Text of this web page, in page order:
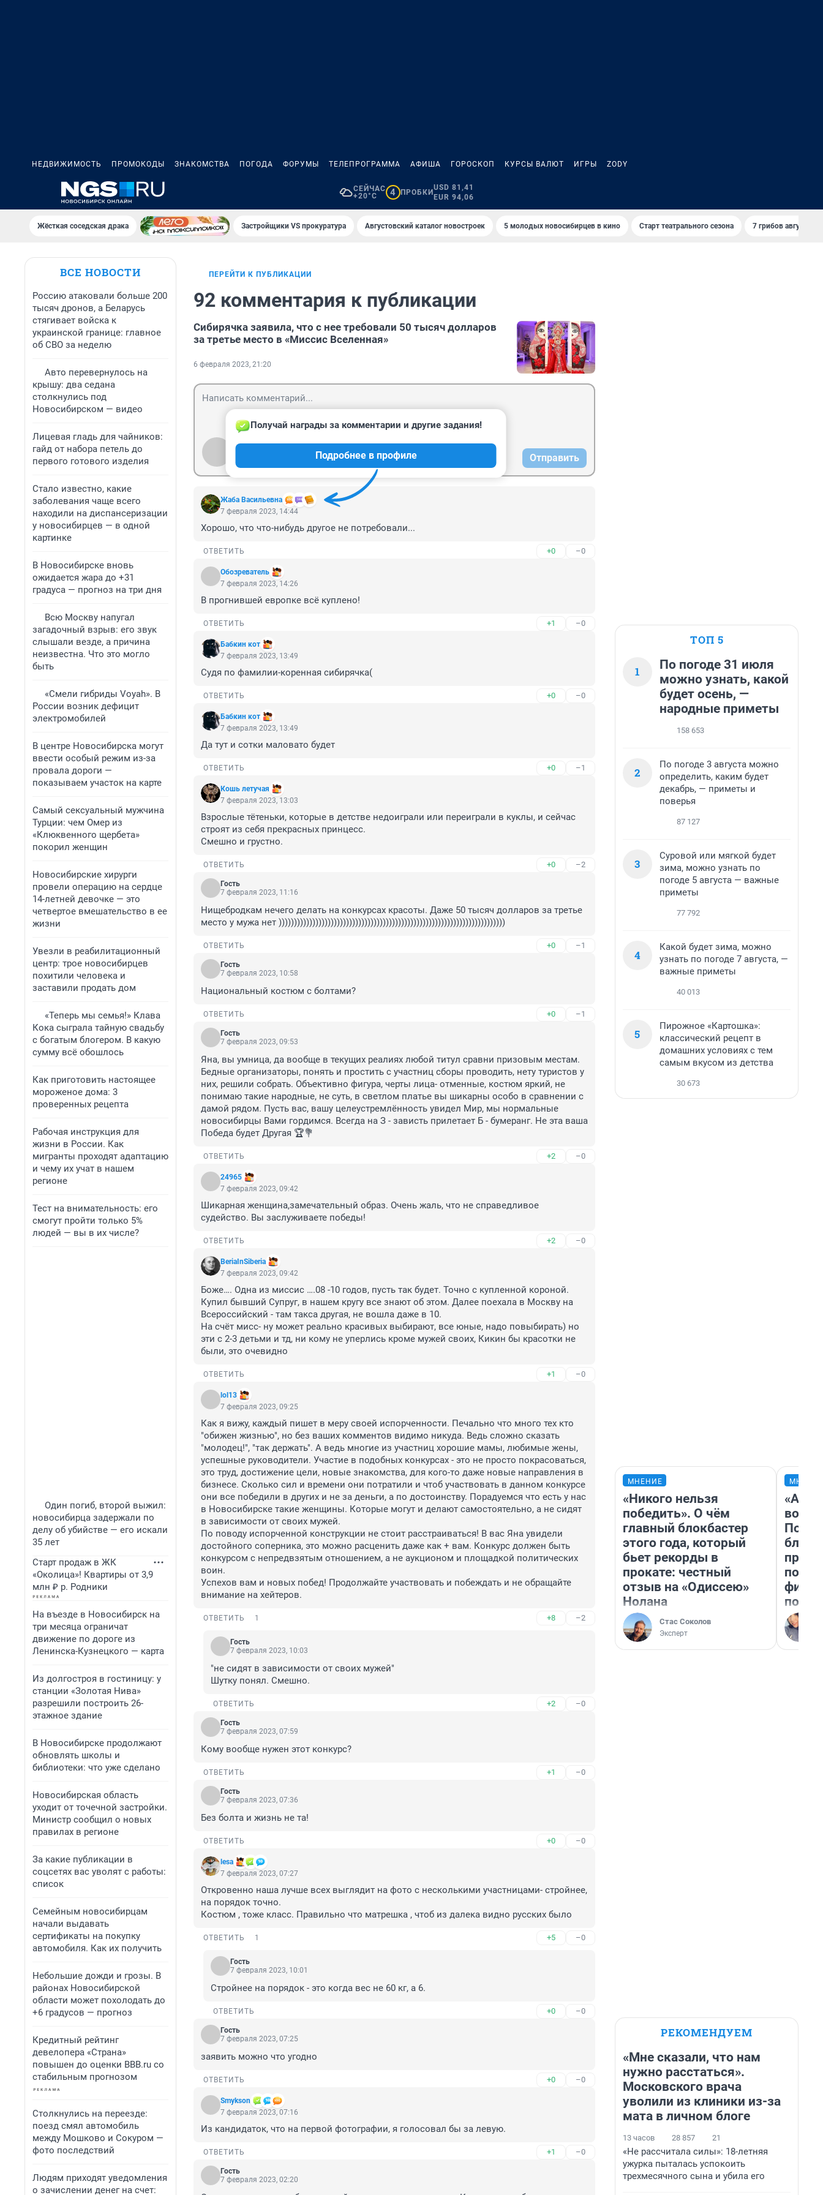
НЕДВИЖИМОСТЬ ПРОМОКОДЫ ЗНАКОМСТВА ПОГОДА ФОРУМЫ ТЕЛЕПРОГРАММА АФИША ГОРОСКОП КУРСЫ ВАЛЮТ ИГРЫ ZODY
СЕЙЧАС
+20°C
4 ПРОБКИ
USD 81,41
EUR 94,06
Жёсткая соседская драка Застройщики VS прокуратура Августовский каталог новостроек 5 молодых новосибирцев в кино Старт театрального сезона 7 грибов августа
ВСЕ НОВОСТИ
Россию атаковали больше 200
тысяч дронов, а Беларусь
стягивает войска к
украинской границе: главное
об СВО за неделю
Авто перевернулось на
крышу: два седана
столкнулись под
Новосибирском — видео
Лицевая гладь для чайников:
гайд от набора петель до
первого готового изделия
Стало известно, какие
заболевания чаще всего
находили на диспансеризации
у новосибирцев — в одной
картинке
В Новосибирске вновь
ожидается жара до +31
градуса — прогноз на три дня
Всю Москву напугал
загадочный взрыв: его звук
слышали везде, а причина
неизвестна. Что это могло
быть
«Смели гибриды Voyah». В
России возник дефицит
электромобилей
В центре Новосибирска могут
ввести особый режим из-за
провала дороги —
показываем участок на карте
Самый сексуальный мужчина
Турции: чем Омер из
«Клюквенного щербета»
покорил женщин
Новосибирские хирурги
провели операцию на сердце
14-летней девочке — это
четвертое вмешательство в ее
жизни
Увезли в реабилитационный
центр: трое новосибирцев
похитили человека и
заставили продать дом
«Теперь мы семья!» Клава
Кока сыграла тайную свадьбу
с богатым блогером. В какую
сумму всё обошлось
Как приготовить настоящее
мороженое дома: 3
проверенных рецепта
Рабочая инструкция для
жизни в России. Как
мигранты проходят адаптацию
и чему их учат в нашем
регионе
Тест на внимательность: его
смогут пройти только 5%
людей — вы в их числе?
Один погиб, второй выжил:
новосибирца задержали по
делу об убийстве — его искали
35 лет
Старт продаж в ЖК
«Околица»! Квартиры от 3,9
млн ₽ р. Родники
На въезде в Новосибирск на
три месяца ограничат
движение по дороге из
Ленинска-Кузнецкого — карта
Из долгостроя в гостиницу: у
станции «Золотая Нива»
разрешили построить 26-
этажное здание
В Новосибирске продолжают
обновлять школы и
библиотеки: что уже сделано
Новосибирская область
уходит от точечной застройки.
Министр сообщил о новых
правилах в регионе
За какие публикации в
соцсетях вас уволят с работы:
список
Семейным новосибирцам
начали выдавать
сертификаты на покупку
автомобиля. Как их получить
Небольшие дожди и грозы. В
районах Новосибирской
области может похолодать до
+6 градусов — прогноз
Кредитный рейтинг
девелопера «Страна»
повышен до оценки BBB.ru со
стабильным прогнозом
Столкнулись на переезде:
поезд смял автомобиль
между Мошково и Сокуром —
фото последствий
Людям приходят уведомления
о зачислении денег на счет:
ПЕРЕЙТИ К ПУБЛИКАЦИИ
92 комментария к публикации
Сибирячка заявила, что с нее требовали 50 тысяч долларов
за третье место в «Миссис Вселенная»
6 февраля 2023, 21:20
Гость
Отправить
Жаба Васильевна
Получай награды за комментарии и другие задания!
Подробнее в профиле
7 февраля 2023, 14:44
Хорошо, что что-нибудь другое не потребовали...
ОТВЕТИТЬ +0 –0
Обозреватель
7 февраля 2023, 14:26
В прогнившей европке всё куплено!
ОТВЕТИТЬ +1 –0
Бабкин кот
7 февраля 2023, 13:49
Судя по фамилии-коренная сибирячка(
ОТВЕТИТЬ +0 –0
Бабкин кот
7 февраля 2023, 13:49
Да тут и сотки маловато будет
ОТВЕТИТЬ +0 –1
Кошь летучая
7 февраля 2023, 13:03
Взрослые тётеньки, которые в детстве недоиграли или переиграли в куклы, и сейчас
строят из себя прекрасных принцесс.
Смешно и грустно.
ОТВЕТИТЬ +0 –2
Гость
7 февраля 2023, 11:16
Нищебродкам нечего делать на конкурсах красоты. Даже 50 тысяч долларов за третье
место у мужа нет ))))))))))))))))))))))))))))))))))))))))))))))))))))))))))))))))))))))))))
ОТВЕТИТЬ +0 –1
Гость
7 февраля 2023, 10:58
Национальный костюм с болтами?
ОТВЕТИТЬ +0 –1
Гость
7 февраля 2023, 09:53
Яна, вы умница, да вообще в текущих реалиях любой титул сравни призовым местам.
Бедные организаторы, понять и простить с участниц сборы проводить, нету туристов у
них, решили собрать. Объективно фигура, черты лица- отменные, костюм яркий, не
понимаю такие народные, не суть, в светлом платье вы шикарны особо в сравнении с
дамой рядом. Пусть вас, вашу целеустремлённость увидел Мир, мы нормальные
новосибирцы Вами гордимся. Всегда на З - зависть прилетает Б - бумеранг. Не эта ваша
Победа будет Другая 🏆💐
ОТВЕТИТЬ +2 –0
24965
7 февраля 2023, 09:42
Шикарная женщина,замечательный образ. Очень жаль, что не справедливое
судейство. Вы заслуживаете победы!
ОТВЕТИТЬ +2 –0
BeriaInSiberia
7 февраля 2023, 09:42
Боже…. Одна из миссис ….08 -10 годов, пусть так будет. Точно с купленной короной.
Купил бывший Супруг, в нашем кругу все знают об этом. Далее поехала в Москву на
Всероссийский - там такса другая, не вошла даже в 10.
На счёт мисс- ну может реально красивых выбирают, все юные, надо повыбирать) но
эти с 2-3 детьми и тд, ни кому не уперлись кроме мужей своих, Кикин бы красотки не
были, это очевидно
ОТВЕТИТЬ +1 –0
lol13
7 февраля 2023, 09:25
Как я вижу, каждый пишет в меру своей испорченности. Печально что много тех кто
"обижен жизнью", но без ваших комментов видимо никуда. Ведь сложно сказать
"молодец!", "так держать". А ведь многие из участниц хорошие мамы, любимые жены,
успешные руководители. Участие в подобных конкурсах - это не просто покрасоваться,
это труд, достижение цели, новые знакомства, для кого-то даже новые направления в
бизнесе. Сколько сил и времени они потратили и чтоб участвовать в данном конкурсе
они все победили в других и не за деньги, а по достоинству. Порадуемся что есть у нас
в Новосибирске такие женщины. Которые могут и делают самостоятельно, а не сидят
в зависимости от своих мужей.
По поводу испорченной конструкции не стоит расстраиваться! В вас Яна увидели
достойного соперника, это можно расценить даже как + вам. Конкурс должен быть
конкурсом с непредвзятым отношением, а не аукционом и площадкой политических
воин.
Успехов вам и новых побед! Продолжайте участвовать и побеждать и не обращайте
внимание на хейтеров.
ОТВЕТИТЬ 1 +8 –2
Гость
7 февраля 2023, 10:03
"не сидят в зависимости от своих мужей"
Шутку понял. Смешно.
ОТВЕТИТЬ +2 –0
Гость
7 февраля 2023, 07:59
Кому вообще нужен этот конкурс?
ОТВЕТИТЬ +1 –0
Гость
7 февраля 2023, 07:36
Без болта и жизнь не та!
ОТВЕТИТЬ +0 –0
lesa
7 февраля 2023, 07:27
Откровенно наша лучше всех выглядит на фото с несколькими участницами- стройнее,
на порядок точно.
Костюм , тоже класс. Правильно что матрешка , чтоб из далека видно русских было
ОТВЕТИТЬ 1 +5 –0
Гость
7 февраля 2023, 10:01
Стройнее на порядок - это когда вес не 60 кг, а 6.
ОТВЕТИТЬ +0 –0
Гость
7 февраля 2023, 07:25
заявить можно что угодно
ОТВЕТИТЬ +0 –0
Smykson
7 февраля 2023, 07:16
Из кандидаток, что на первой фотографии, я голосовал бы за левую.
ОТВЕТИТЬ +1 –0
Гость
7 февраля 2023, 02:20
ТОП 5
1
По погоде 31 июля
можно узнать, какой
будет осень, —
народные приметы
158 653
2
По погоде 3 августа можно
определить, каким будет
декабрь, — приметы и
поверья
87 127
3
Суровой или мягкой будет
зима, можно узнать по
погоде 5 августа — важные
приметы
77 792
4
Какой будет зима, можно
узнать по погоде 7 августа, —
важные приметы
40 013
5
Пирожное «Картошка»:
классический рецепт в
домашних условиях с тем
самым вкусом из детства
30 673
МНЕНИЕ
«Никого нельзя
победить». О чём
главный блокбастер
этого года, который
бьет рекорды в
прокате: честный
отзыв на «Одиссею»
Нолана
Стас Соколов
Эксперт
вот
РЕКОМЕНДУЕМ
«Мне сказали, что нам
нужно расстаться».
Московского врача
уволили из клиники из-за
мата в личном блоге
13 часов 28 857 21
«Не рассчитала силы»: 18-летняя
ужурка пыталась успокоить
трехмесячного сына и убила его